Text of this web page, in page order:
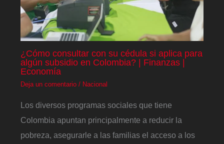
¿Cómo consultar con su cédula si aplica para
algún subsidio en Colombia? | Finanzas |
Economía
Deja un comentario / Nacional
Los diversos programas sociales que tiene
Colombia apuntan principalmente a reducir la
pobreza, asegurarle a las familias el acceso a los